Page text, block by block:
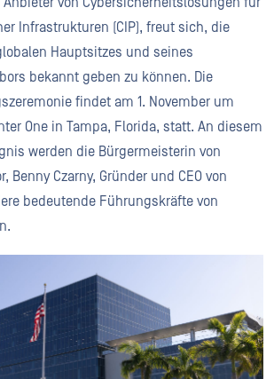
Infrastrukturen (CIP), freut sich, die
Hauptsitzes und seines
bekannt geben zu können. Die
findet am 1. November um
One in Tampa, Florida, statt. An diesem
werden die Bürgermeisterin von
Benny Czarny, Gründer und CEO von
bedeutende Führungskräfte von